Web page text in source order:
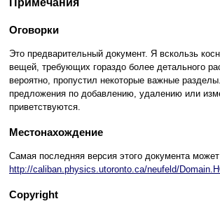
Примечания
Оговорки
Это предварительный документ. Я вскользь
вещей, требующих гораздо более детального
вероятно, пропустил некоторые важные
предложения по добавлению, удалению или
приветствуются.
Местонахождение
Самая последняя версия этого документа
http://caliban.physics.utoronto.ca/neufeld/
Copyright